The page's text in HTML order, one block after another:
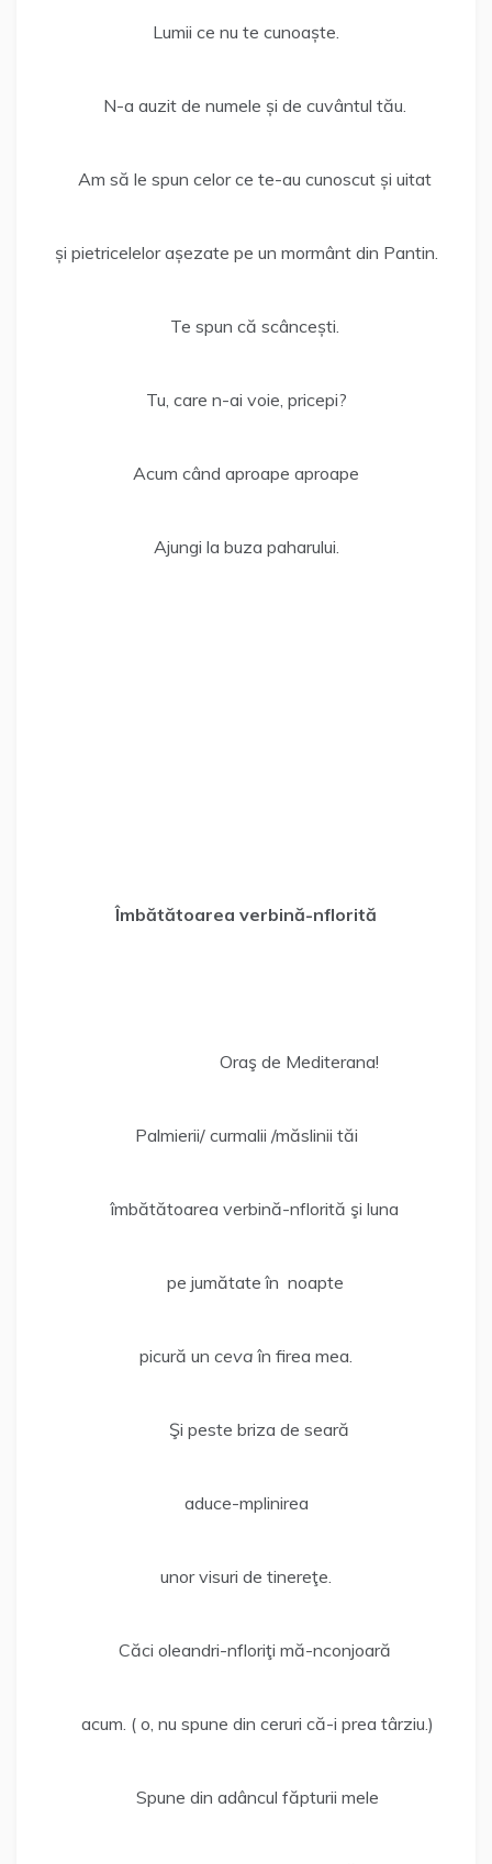
Lumii ce nu te cunoaște.
N-a auzit de numele și de cuvântul tău.
Am să le spun celor ce te-au cunoscut și uitat
și pietricelelor așezate pe un mormânt din Pantin.
Te spun că scâncești.
Tu, care n-ai voie, pricepi?
Acum când aproape aproape
Ajungi la buza paharului.
Îmbătătoarea verbină-nflorită
Oraş de Mediterana!
Palmierii/ curmalii /măslinii tăi
îmbătătoarea verbină-nflorită şi luna
pe jumătate în noapte
picură un ceva în firea mea.
Şi peste briza de seară
aduce-mplinirea
unor visuri de tinereţe.
Căci oleandri-nfloriţi mă-nconjoară
acum. ( o, nu spune din ceruri că-i prea târziu.)
Spune din adâncul făpturii mele